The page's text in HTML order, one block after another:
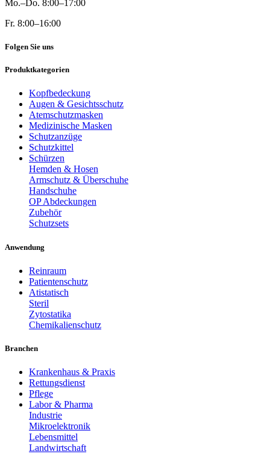
Mo.–Do. 8:00–17:00
Fr. 8:00–16:00
Folgen Sie uns
Produktkategorien
Kopfbedeckung
Augen & Gesichtsschutz
Atemschutzmasken
Medizinische Masken
Schutzanzüge
Schutzkittel
Schürzen
Hemden & Hosen
Armschutz & Überschuhe
Handschuhe
OP Abdeckungen
Zubehör
Schutzsets
Anwendung
Reinraum
Patientenschutz
Atistatisch
Steril
Zytostatika
Chemikalienschutz
Branchen
Krankenhaus & Praxis
Rettungsdienst
Pflege
Labor & Pharma
Industrie
Mikroelektronik
Lebensmittel
Landwirtschaft